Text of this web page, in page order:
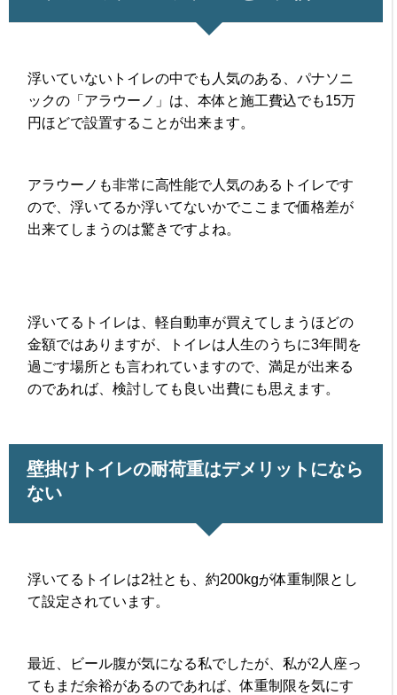
浮いていないトイレの中でも人気のある、パナソニ
ックの「アラウーノ」は、本体と施工費込でも15万
円ほどで設置することが出来ます。
アラウーノも非常に高性能で人気のあるトイレです
ので、浮いてるか浮いてないかでここまで価格差が
出来てしまうのは驚きですよね。
浮いてるトイレは、軽自動車が買えてしまうほどの
金額ではありますが、トイレは人生のうちに3年間を
過ごす場所とも言われていますので、満足が出来る
のであれば、検討しても良い出費にも思えます。
壁掛けトイレの耐荷重はデメリットになら
ない
浮いてるトイレは2社とも、約200kgが体重制限とし
て設定されています。
最近、ビール腹が気になる私でしたが、私が2人座っ
てもまだ余裕があるのであれば、体重制限を気にす